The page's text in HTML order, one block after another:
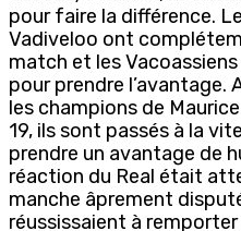
pour faire la différence.
Vadiveloo ont
match et les
pour prendre l’avantage.
les champions de
19, ils sont passés à la
prendre un avantage de
réaction du Real était
manche âprement
réussissaient à